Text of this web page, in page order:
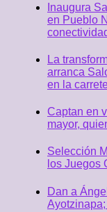
Inaugura
en Pueblo
La
arranca
en la
Captan en
mayor,
Selección
los Juegos
Dan a